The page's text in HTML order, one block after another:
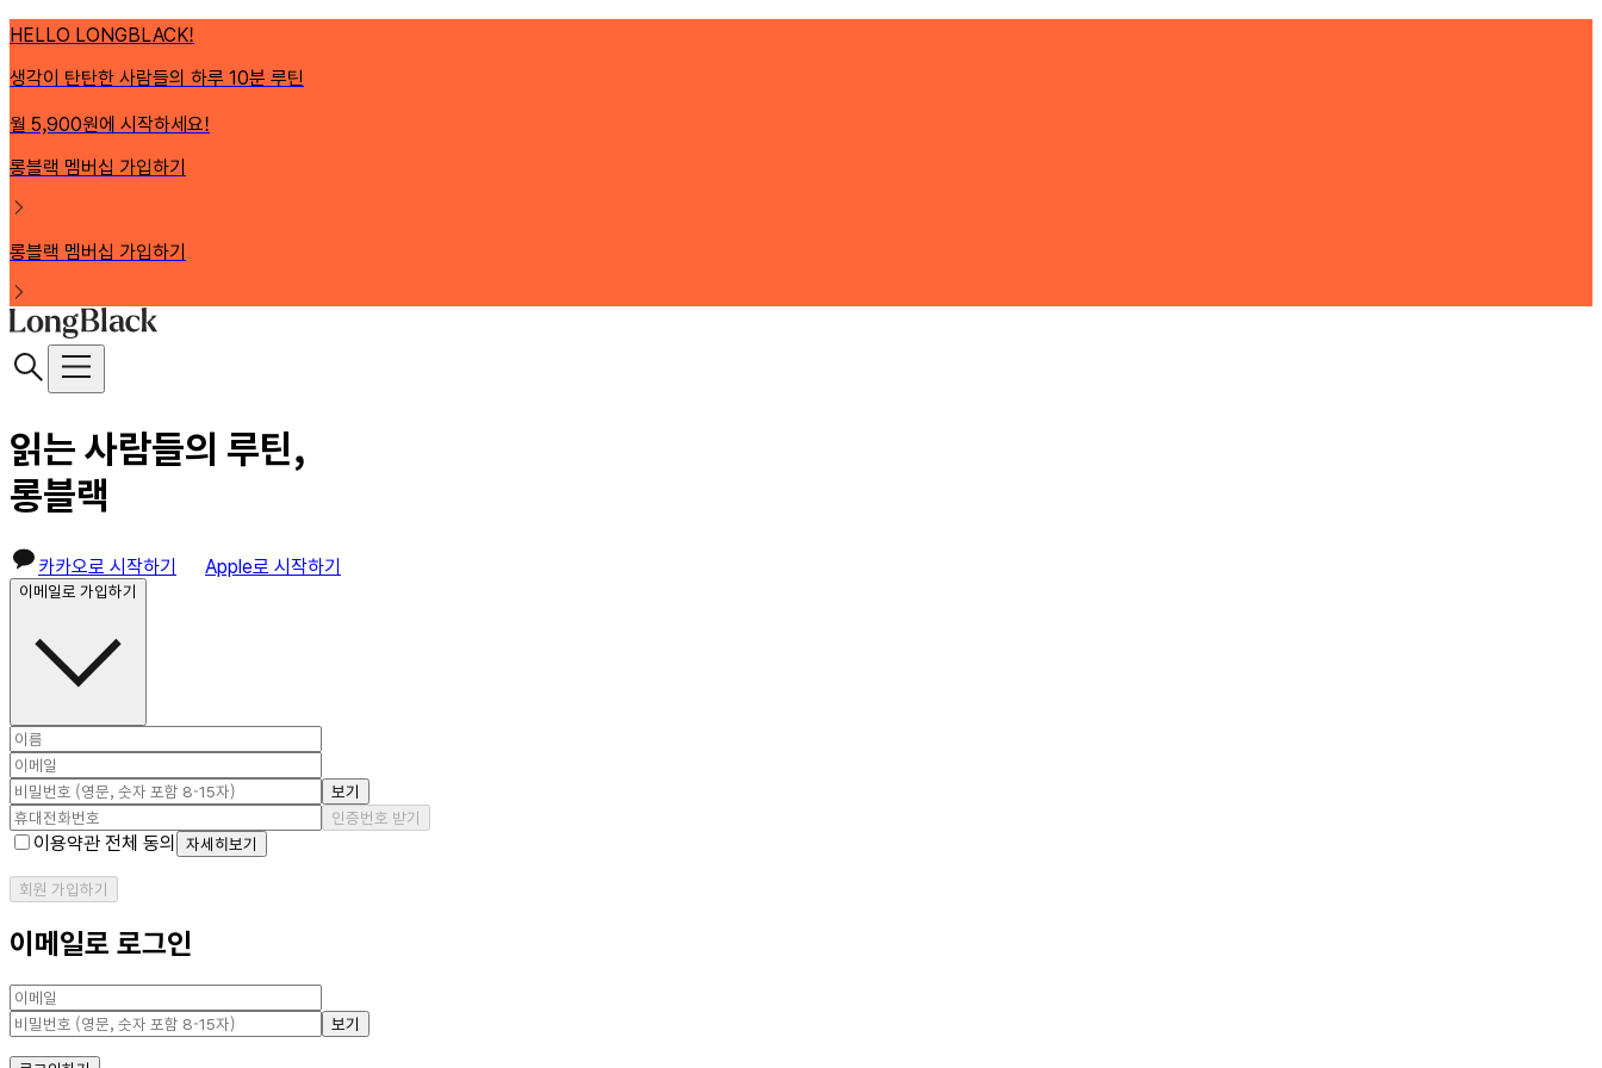
HELLO LONGBLACK!
생각이 탄탄한 사람들의 하루 10분 루틴
월 5,900원에 시작하세요!
롱블랙 멤버십 가입하기
롱블랙 멤버십 가입하기
읽는 사람들의 루틴,
롱블랙
카카오로 시작하기 Apple로 시작하기
이메일로 가입하기
보기
인증번호 받기
이용약관 전체 동의 자세히보기
회원 가입하기
이메일로 로그인
보기